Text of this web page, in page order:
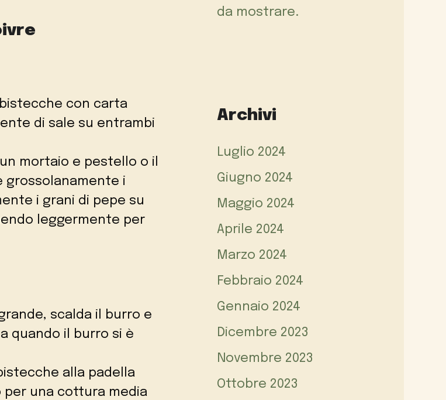
con carta
di sale su entrambi
mortaio e pestello o il
grossolanamente i
i grani di pepe su
leggermente per
scalda il burro e
quando il burro si è
alla padella
per una cottura media
da mostrare.
Archivi
Luglio 2024
Giugno 2024
Maggio 2024
Aprile 2024
Marzo 2024
Febbraio 2024
Gennaio 2024
Dicembre 2023
Novembre 2023
Ottobre 2023